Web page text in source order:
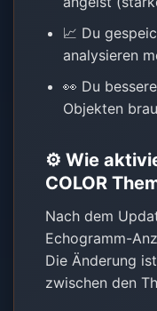
📈 Du
analysieren
👀 Du
Objekten
⚙️ Wie
COLOR
Nach dem
Echogramm-
Die Änderung
zwischen den